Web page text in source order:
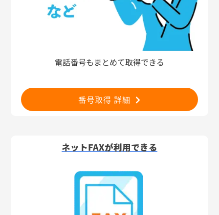
電話番号もまとめて取得できる
番号取得 詳細
ネットFAXが利用できる